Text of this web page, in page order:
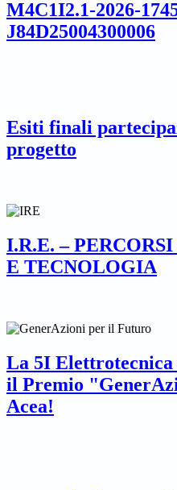
M4C1I2.1-2026-
J84D25004300006
Esiti finali
progetto
I.R.E. –
E TECNOLOGIA
La 5I Elettrotecnica
il Premio
Acea!